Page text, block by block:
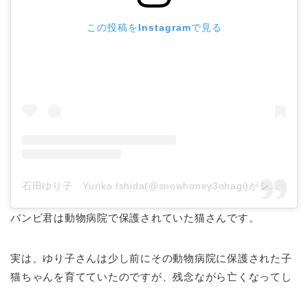
この投稿をInstagramで見る
バンビ君は動物病院で保護されていた猫さんです。
実は、ゆり子さんは少し前にその動物病院に保護された子
猫ちゃんを育てていたのですが、残念ながら亡くなってし